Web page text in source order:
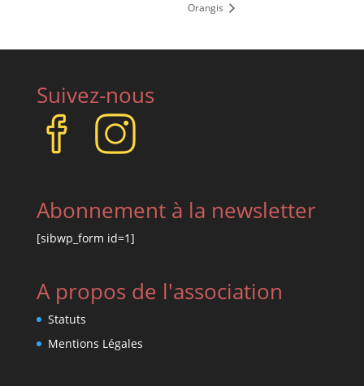
Orangis
Suivez-nous
Abonnement à la newsletter
[sibwp_form id=1]
A propos de l'association
Statuts
Mentions Légales